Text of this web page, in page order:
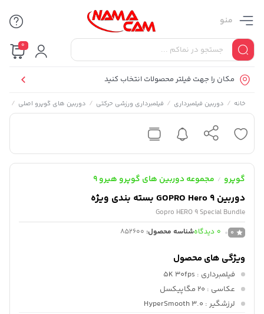
منو
0
مکان را جهت فیلتر محصولات انتخاب کنید
خانه / دوربین فیلمبرداری / فیلمبرداری ورزشی حرکتی / دوربین های گوپرو اصلی /
گوپرو / مجموعه دوربین های گوپرو هیرو 9
دوربین GOPRO Hero 9 بسته بندی ویژه
Gopro HERO 9 Special Bundle
0
0 دیدگاهشناسه محصول: 852600
ویژگی های محصول
فیلمبرداری : 5K 30fps
عکاسی : 20 مگاپیکسل
لرزشگیر : HyperSmooth 3.0